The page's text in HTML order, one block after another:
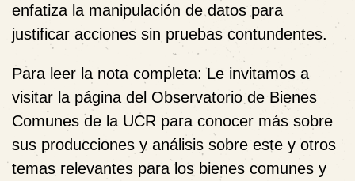
enfatiza la manipulación de datos para
justificar acciones sin pruebas contundentes.
Para leer la nota completa: Le invitamos a
visitar la página del Observatorio de Bienes
Comunes de la UCR para conocer más sobre
sus producciones y análisis sobre este y otros
temas relevantes para los bienes comunes y